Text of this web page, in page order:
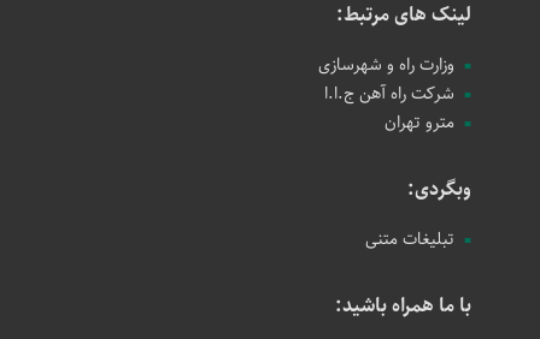
لینک های مرتبط:
وزارت راه و شهرسازی
شرکت راه آهن ج.ا.ا
مترو تهران
وبگردی:
تبلیغات متنی
با ما همراه باشید: